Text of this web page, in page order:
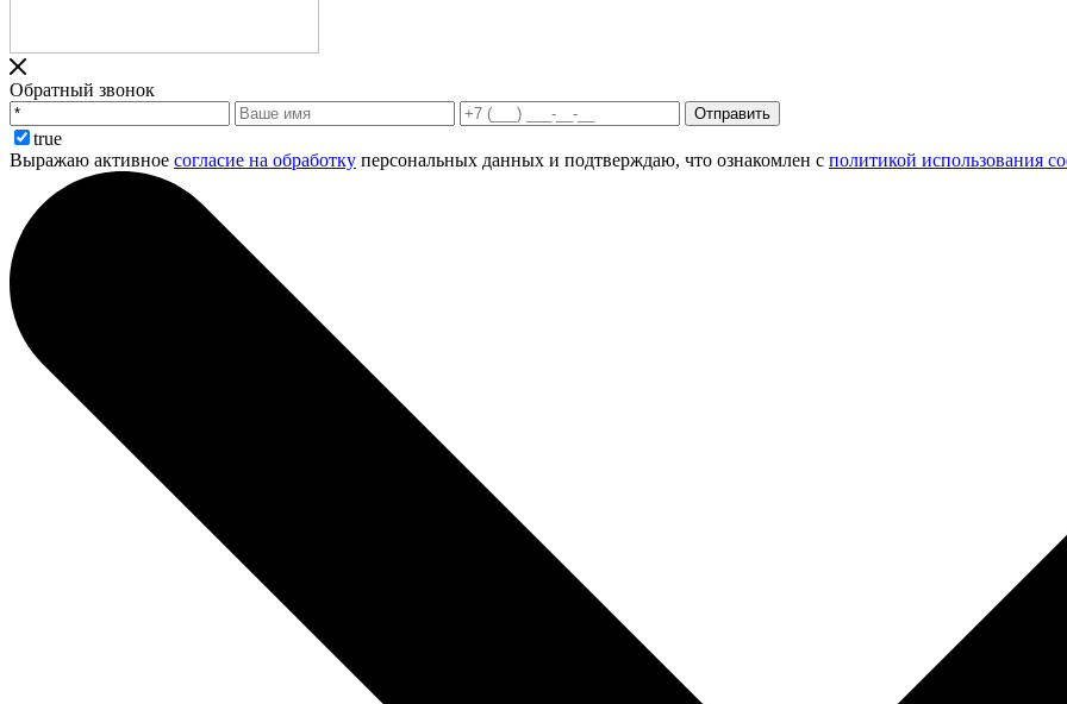
Обратный звонок
Отправить
true
Выражаю активное согласие на обработку персональных данных и подтверждаю, что ознакомлен с политикой использования